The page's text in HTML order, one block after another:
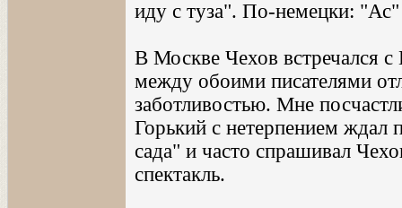
иду с туза". По-немецки: "Ас"
В Москве Чехов встречался
между обоими писателями
заботливостью. Мне
Горький с нетерпением ждал
сада" и часто спрашивал
спектакль.